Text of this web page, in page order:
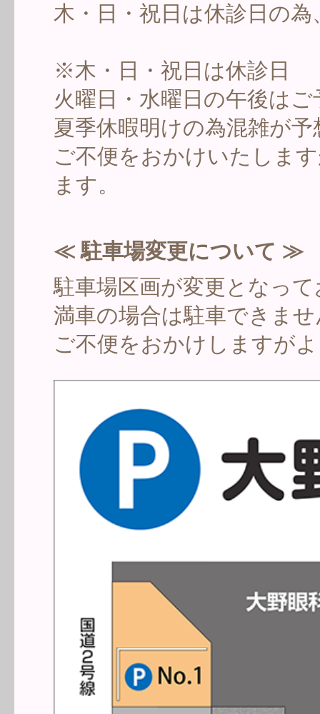
木・日・祝日は休診日の
※木・日・祝日は休診日
火曜日・水曜日の午後は
夏季休暇明けの為混雑が
ご不便をおかけいたしま
ます。
≪ 駐車場変更について ≫
駐車場区画が変更となっ
満車の場合は駐車できま
ご不便をおかけしますが